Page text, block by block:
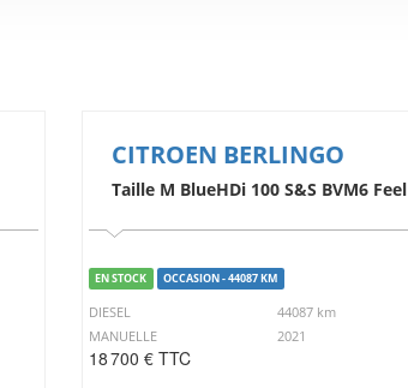
CITROEN BERLINGO
Taille M BlueHDi 100 S&S BVM6 Feel
EN STOCK OCCASION - 44087 KM
DIESEL
44087 km
MANUELLE
2021
18 700 € TTC